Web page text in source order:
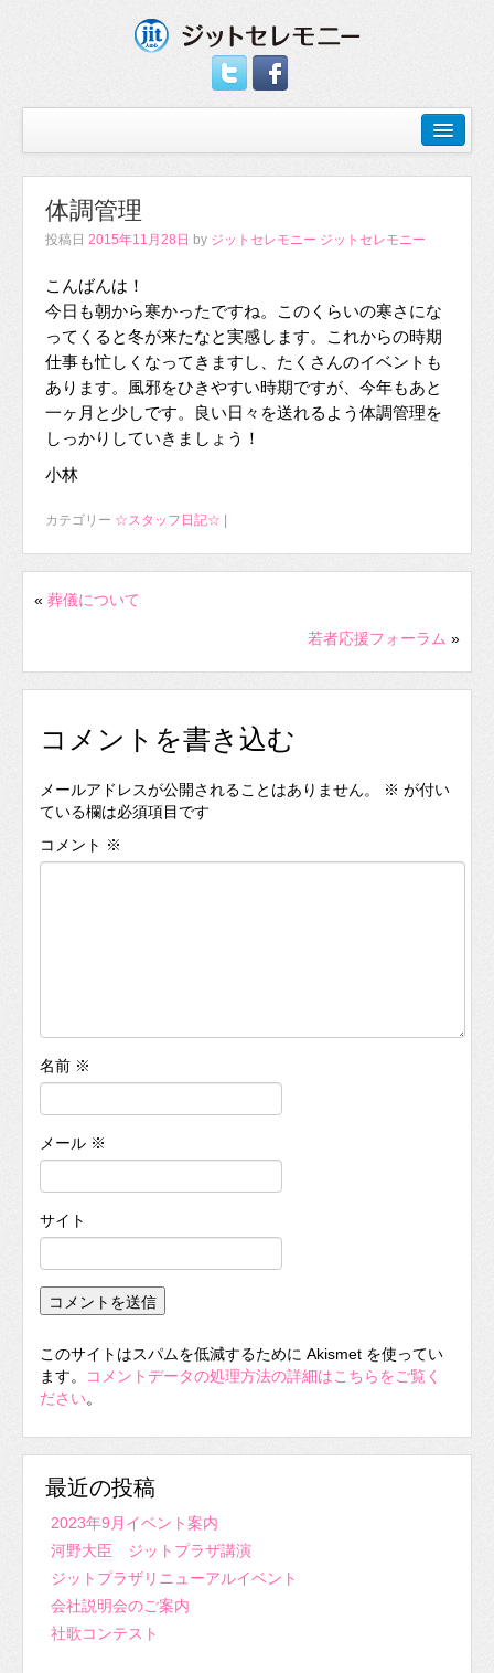
体調管理
投稿日 2015年11月28日 by ジットセレモニー ジットセレモニー
こんばんは！
今日も朝から寒かったですね。このくらいの寒さにな
ってくると冬が来たなと実感します。これからの時期
仕事も忙しくなってきますし、たくさんのイベントも
あります。風邪をひきやすい時期ですが、今年もあと
一ヶ月と少しです。良い日々を送れるよう体調管理を
しっかりしていきましょう！
小林
カテゴリー ☆スタッフ日記☆
« 葬儀について
若者応援フォーラム »
コメントを書き込む
メールアドレスが公開されることはありません。 ※ が付い
ている欄は必須項目です
コメント ※
名前 ※
メール ※
サイト
このサイトはスパムを低減するために Akismet を使ってい
ます。
コメントデータの処理方法の詳細はこちらをご覧く
ださい。
最近の投稿
2023年9月イベント案内
河野大臣 ジットプラザ講演
ジットプラザリニューアルイベント
会社説明会のご案内
社歌コンテスト